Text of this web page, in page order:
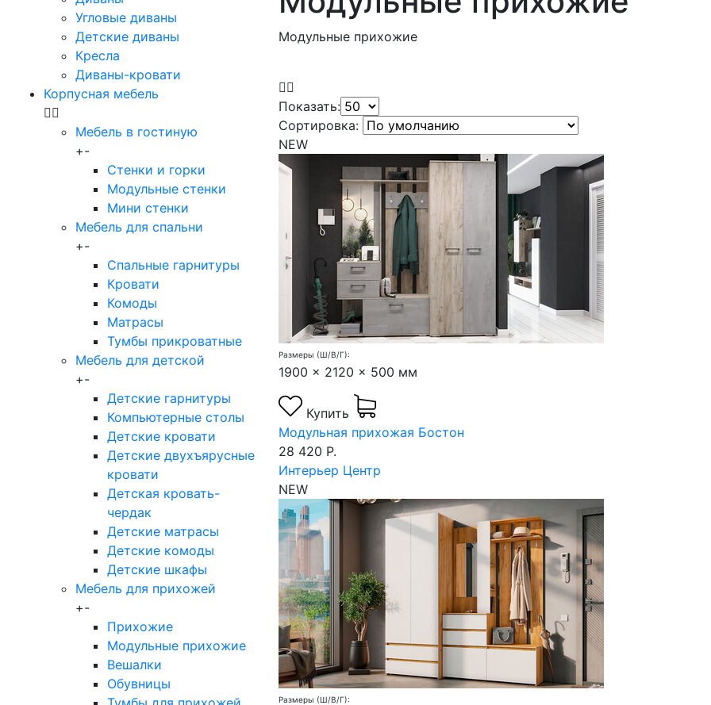
Угловые диваны
Детские диваны
Кресла
Диваны-кровати
Корпусная мебель
Мебель в гостиную
+-
Стенки и горки
Модульные стенки
Мини стенки
Мебель для спальни
+-
Спальные гарнитуры
Кровати
Комоды
Матрасы
Тумбы прикроватные
Мебель для детской
+-
Детские гарнитуры
Компьютерные столы
Детские кровати
Детские двухъярусные
кровати
Детская кровать-
чердак
Детские матрасы
Детские комоды
Детские шкафы
Мебель для прихожей
+-
Прихожие
Модульные прихожие
Вешалки
Обувницы
Модульные прихожие
Показать:
Сортировка:
NEW
Размеры (Ш/В/Г):
1900 x 2120 x 500 мм
Купить
Модульная прихожая Бостон
28 420 Р.
Интерьер Центр
NEW
Размеры (Ш/В/Г):